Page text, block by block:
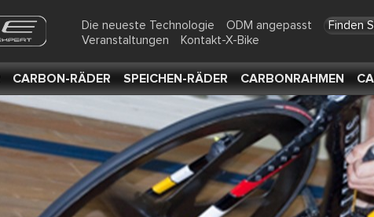
Die neueste Technologie ODM angepasst Finden
Veranstaltungen
Kontakt-X-Bike
CARBON-RÄDER SPEICHEN-RÄDER CARBONRAHMEN